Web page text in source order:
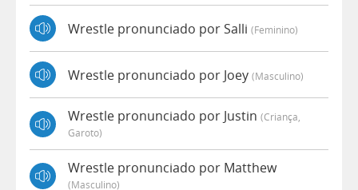
Wrestle pronunciado por Salli (feminino)
Wrestle pronunciado por Joey (masculino)
Wrestle pronunciado por Justin (criança,
Garoto)
Wrestle pronunciado por Matthew
(masculino)